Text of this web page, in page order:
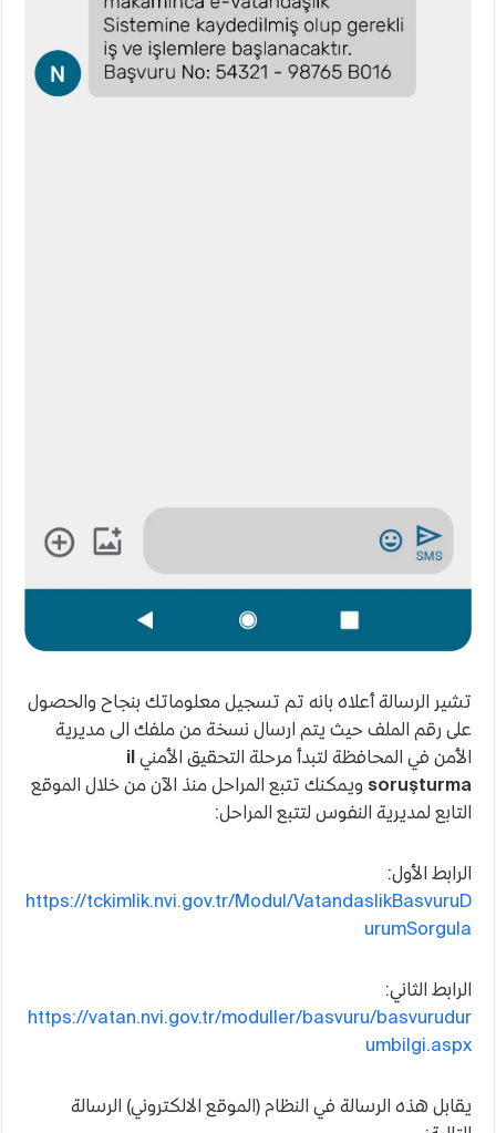
تشير الرسالة أعلاه بانه تم تسجيل معلوماتك بنجاح والحصول
على رقم الملف حيث يتم ارسال نسخة من ملفك الى مديرية
الأمن في المحافظة لتبدأ مرحلة التحقيق الأمني il
soruşturmaويمكنك تتبع المراحل منذ الآن من خلال الموقع
التابع لمديرية النفوس لتتبع المراحل:
الرابط الأول:
https://tckimlik.nvi.gov.tr/Modul/VatandaslikBasvuruD
urumSorgula
الرابط الثاني:
https://vatan.nvi.gov.tr/moduller/basvuru/basvurudur
umbilgi.aspx
يقابل هذه الرسالة في النظام (الموقع الالكتروني) الرسالة